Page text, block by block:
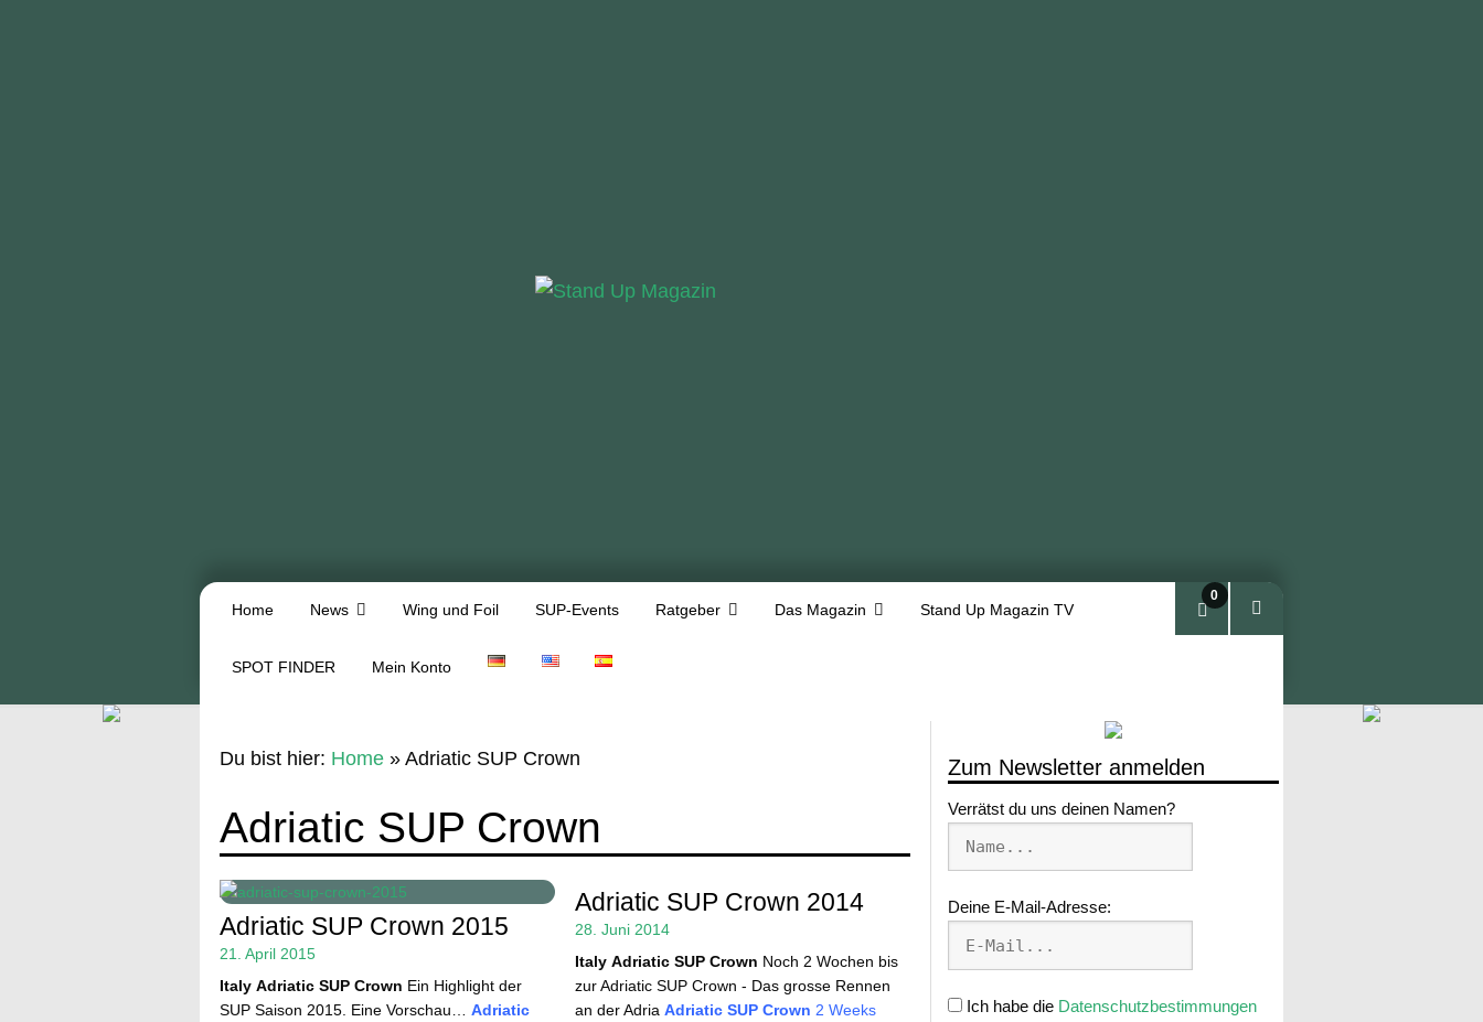
Home News Wing und Foil SUP-Events Ratgeber Das Magazin Stand Up Magazin TV
SPOT FINDER Mein Konto
0
Zum Newsletter anmelden
Verrätst du uns deinen Namen?
Deine E-Mail-Adresse:
Ich habe die Datenschutzbestimmungen
Du bist hier: Home» Adriatic SUP Crown
Adriatic SUP Crown
Adriatic SUP Crown 2015
21. April 2015
Italy Adriatic SUP Crown Ein Highlight der
SUP Saison 2015. Eine Vorschau… Adriatic
Adriatic SUP Crown 2014
28. Juni 2014
Italy Adriatic SUP Crown Noch 2 Wochen bis
zur Adriatic SUP Crown - Das grosse Rennen
an der Adria Adriatic SUP Crown 2 Weeks